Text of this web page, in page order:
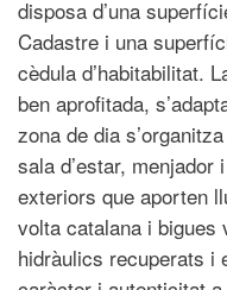
disposa d’una
Cadastre i una
cèdula d’habitabilitat.
ben aprofitada,
zona de dia
sala d’estar,
exteriors que aporten
volta catalana i
hidràulics recuperats i